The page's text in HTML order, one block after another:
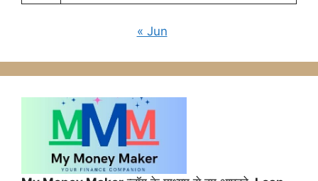
« Jun